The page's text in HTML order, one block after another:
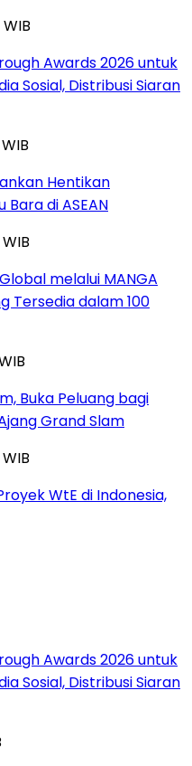
Awards 2026 untuk
Sosial, Distribusi Siaran
Hentikan
di ASEAN
melalui MANGA
Tersedia dalam 100
Buka Peluang bagi
Grand Slam
WtE di Indonesia,
Awards 2026 untuk
Sosial, Distribusi Siaran